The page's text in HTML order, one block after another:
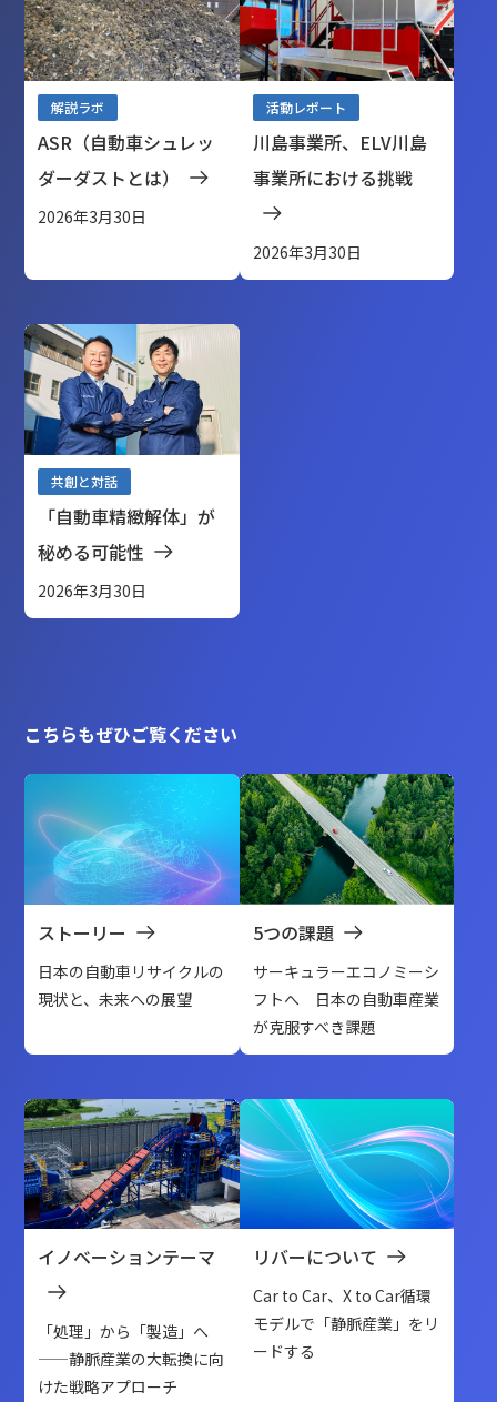
解説ラボ
ASR（自動車シュレッ
ダーダストとは）
2026年3月30日
活動レポート
川島事業所、ELV川島
事業所における挑戦
2026年3月30日
共創と対話
「自動車精緻解体」が
秘める可能性
2026年3月30日
こちらもぜひご覧ください
ストーリー
日本の自動車リサイクルの
現状と、未来への展望
5つの課題
サーキュラーエコノミーシ
フトへ 日本の自動車産業
が克服すべき課題
イノベーションテーマ
「処理」から「製造」へ
——静脈産業の大転換に向
けた戦略アプローチ
リバーについて
Car to Car、X to Car循環
モデルで「静脈産業」をリ
ードする